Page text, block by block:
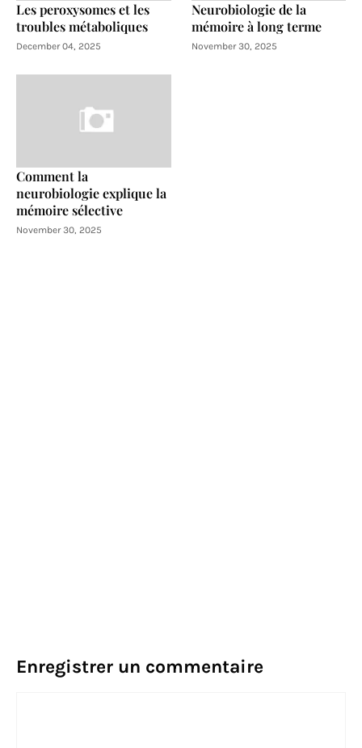
Les peroxysomes et les
troubles métaboliques
December 04, 2025
Neurobiologie de la
mémoire à long terme
November 30, 2025
Comment la
neurobiologie explique la
mémoire sélective
November 30, 2025
Enregistrer un commentaire